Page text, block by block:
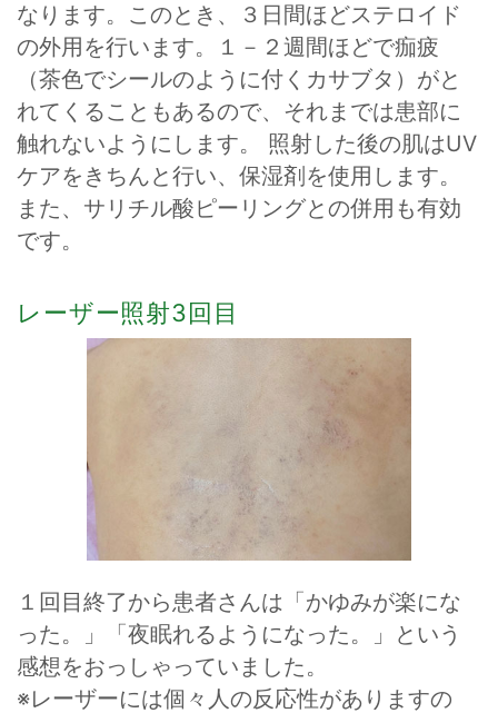
なります。このとき、３日間ほどステロイド
の外用を行います。１－２週間ほどで痂疲
（茶色でシールのように付くカサブタ）がと
れてくることもあるので、それまでは患部に
触れないようにします。 照射した後の肌はUV
ケアをきちんと行い、保湿剤を使用します。
また、サリチル酸ピーリングとの併用も有効
です。
レーザー照射3回目
１回目終了から患者さんは「かゆみが楽にな
った。」「夜眠れるようになった。」という
感想をおっしゃっていました。
※レーザーには個々人の反応性がありますの